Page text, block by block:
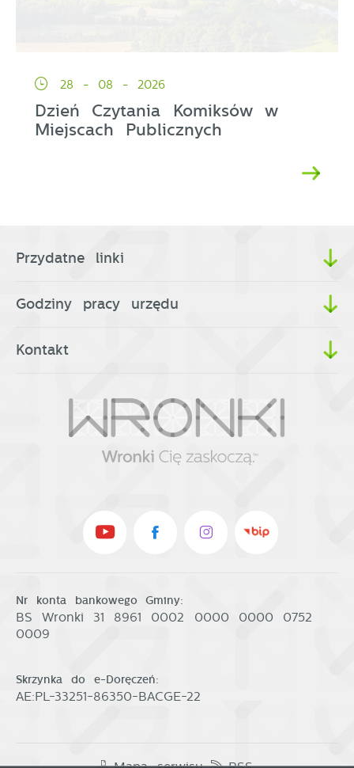
28 - 08 - 2026
Dzień Czytania Komiksów w
Miejscach Publicznych
Przydatne linki
Godziny pracy urzędu
Kontakt
Nr konta bankowego Gminy:
BS Wronki 31 8961 0002 0000 0000 0752
0009
Skrzynka do e-Doręczeń:
AE:PL-33251-86350-BACGE-22